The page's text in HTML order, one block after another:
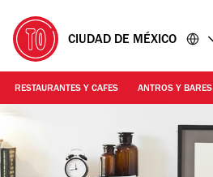
CIUDAD DE MÉXICO
RESTAURANTES Y CAFES ANTROS Y BARES